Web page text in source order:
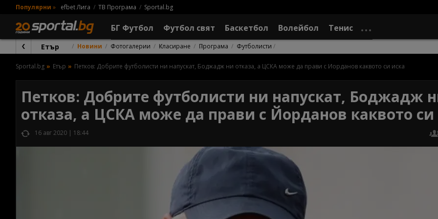
Популярни » efbet Лига ТВ Програма Sportal.bg
БГ Футбол Футбол свят Баскетбол Волейбол Тенис
Етър Новини Фотогалерии Класиране Програма Футболисти
Sportal.bg Етър Петков: Добрите футболисти ни напускат, Боджадж ни отказа, а ЦСКА може да прави с Йорданов каквото си иска
Петков: Добрите футболисти ни напускат, Боджадж
отказа, а ЦСКА може да прави с Йорданов каквото си
16 авг 2020 | 18:44